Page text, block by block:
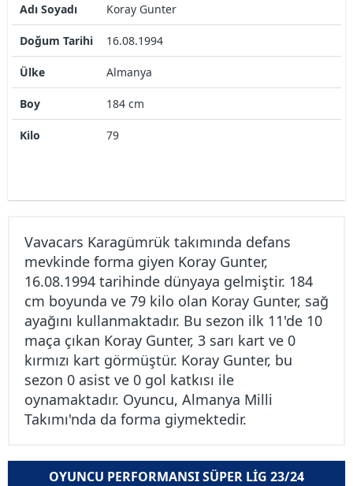
Adı Soyadı Koray Gunter
Doğum Tarihi 16.08.1994
Ülke Almanya
Boy 184 cm
Kilo 79
Vavacars Karagümrük takımında defans
mevkinde forma giyen Koray Gunter,
16.08.1994 tarihinde dünyaya gelmiştir. 184
cm boyunda ve 79 kilo olan Koray Gunter, sağ
ayağını kullanmaktadır. Bu sezon ilk 11'de 10
maça çıkan Koray Gunter, 3 sarı kart ve 0
kırmızı kart görmüştür. Koray Gunter, bu
sezon 0 asist ve 0 gol katkısı ile
oynamaktadır. Oyuncu, Almanya Milli
Takımı'nda da forma giymektedir.
OYUNCU PERFORMANSI SÜPER LIG 23/24